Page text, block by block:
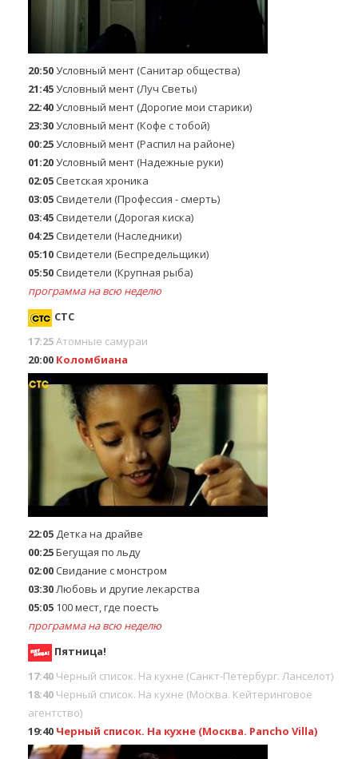
20:50Условный мент (Санитар общества)
21:45Условный мент (Луч Светы)
22:40Условный мент (Дорогие мои старики)
23:30Условный мент (Кофе с тобой)
00:25Условный мент (Распил на районе)
01:20Условный мент (Надежные руки)
02:05Светская хроника
03:05Свидетели (Профессия - смерть)
03:45Свидетели (Дорогая киска)
04:25Свидетели (Наследники)
05:10Свидетели (Беспредельщики)
05:50Свидетели (Крупная рыба)
программа на всю неделю
СТС
17:25Атомные самураи
20:00 Коломбиана
22:05Детка на драйве
00:25Бегущaя пo льду
02:00Свидание с монстром
03:30Любовь и другие лекарства
05:05 100 мест, где поесть
программа на всю неделю
Пятница!
17:40 Черный список. На кухне (Санкт-Петербург. Ланселот)
18:40 Черный список. На кухне (Москва. Кейтеринговое
агентство)
19:40 Черный список. На кухне (Москва. Pancho Villa)